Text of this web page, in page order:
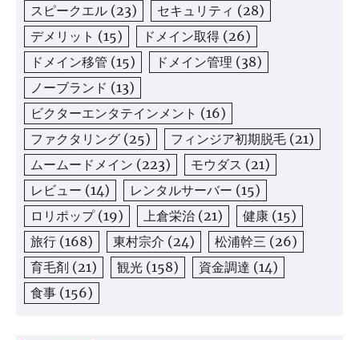
スピークエル (23) セキュリティ (28)
デメリット (15) ドメイン取得 (26)
ドメイン移管 (15) ドメイン管理 (38)
ノーブランド (13)
ビクターエンタテインメント (16)
ファクタリング (25) フィンジア初期脱毛 (21)
ムームードメイン (223) モウダス (21)
レビュー (14) レンタルサーバー (15)
ロリポップ(19) 上倉栄治 (21) 健康 (15)
旅行 (168) 東村宗介 (24) 松浦幹三 (26)
育毛剤 (21) 観光 (158) 資金調達 (14)
食事 (156)